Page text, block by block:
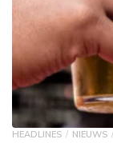
HEADLINES NIEUWS